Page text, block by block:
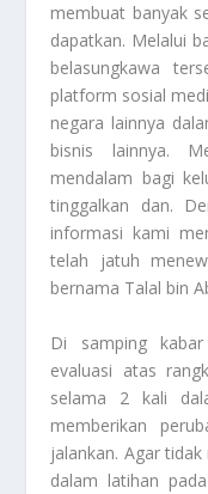
membuat banyak
dapatkan. Melalui
belasungkawa
platform sosial
negara lainnya
bisnis lainnya.
mendalam bagi
tinggalkan dan.
informasi kami
telah jatuh
bernama Talal bin
Di samping
evaluasi atas
selama 2 kali
memberikan
jalankan. Agar
dalam latihan